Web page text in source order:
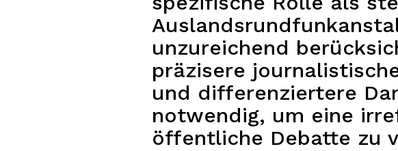
unzureichend
präzisere
und differenziertere
notwendig, um eine
öffentliche Debatte zu